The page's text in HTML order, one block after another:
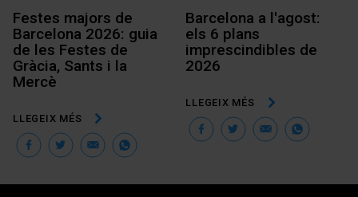
Festes majors de
Barcelona 2026: guia
de les Festes de
Gràcia, Sants i la
Mercè
LLEGEIX MÉS
Facebook
Twitter
EmailWhatsApp
Barcelona a l'agost:
els 6 plans
imprescindibles de
2026
LLEGEIX MÉS
Facebook
Twitter
Email